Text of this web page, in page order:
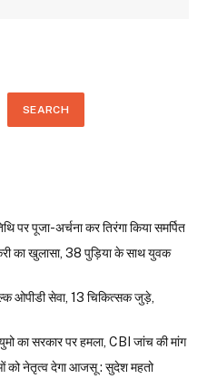
SEARCH
पर पूजा-अर्चना कर तिरंगा किया समर्पित
का खुलासा, 38 पुड़िया के साथ युवक
ओपीडी सेवा, 13 चिकित्सक जुड़े,
का सरकार पर हमला, CBI जांच की मांग
को नेतृत्व देगा आजसू : सुदेश महतो